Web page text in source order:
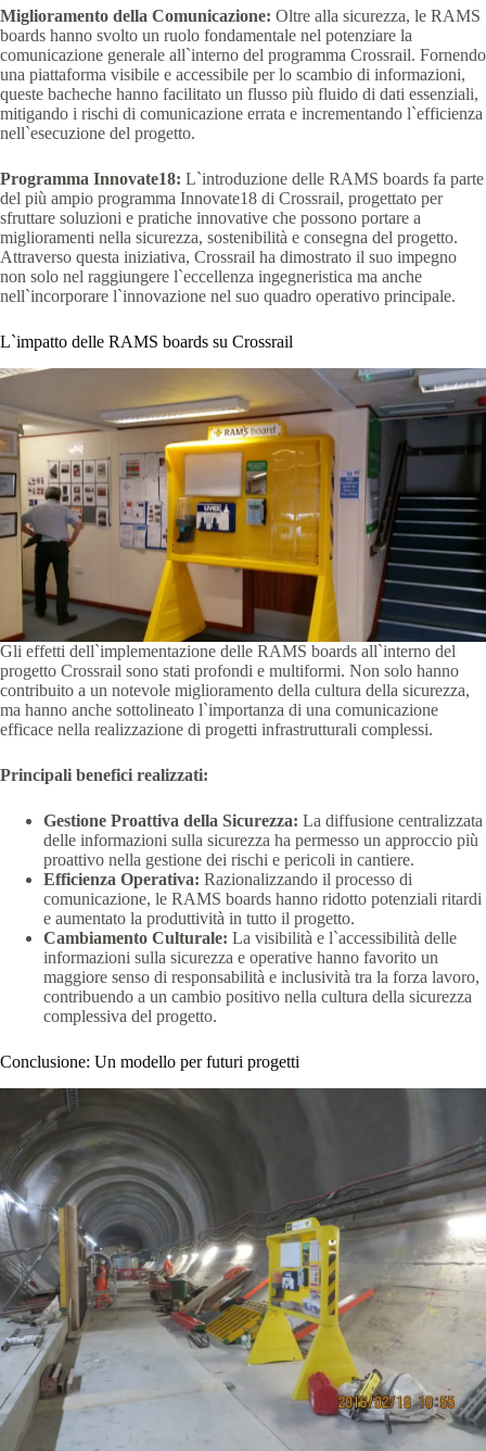
Miglioramento della Comunicazione: Oltre alla sicurezza, le RAMS
boards hanno svolto un ruolo fondamentale nel potenziare la
comunicazione generale all`interno del programma Crossrail. Fornendo
una piattaforma visibile e accessibile per lo scambio di informazioni,
queste bacheche hanno facilitato un flusso più fluido di dati essenziali,
mitigando i rischi di comunicazione errata e incrementando l`efficienza
nell`esecuzione del progetto.
Programma Innovate18: L`introduzione delle RAMS boards fa parte
del più ampio programma Innovate18 di Crossrail, progettato per
sfruttare soluzioni e pratiche innovative che possono portare a
miglioramenti nella sicurezza, sostenibilità e consegna del progetto.
Attraverso questa iniziativa, Crossrail ha dimostrato il suo impegno
non solo nel raggiungere l`eccellenza ingegneristica ma anche
nell`incorporare l`innovazione nel suo quadro operativo principale.
L`impatto delle RAMS boards su Crossrail
Gli effetti dell`implementazione delle RAMS boards all`interno del
progetto Crossrail sono stati profondi e multiformi. Non solo hanno
contribuito a un notevole miglioramento della cultura della sicurezza,
ma hanno anche sottolineato l`importanza di una comunicazione
efficace nella realizzazione di progetti infrastrutturali complessi.
Principali benefici realizzati:
Gestione Proattiva della Sicurezza: La diffusione centralizzata
delle informazioni sulla sicurezza ha permesso un approccio più
proattivo nella gestione dei rischi e pericoli in cantiere.
Efficienza Operativa: Razionalizzando il processo di
comunicazione, le RAMS boards hanno ridotto potenziali ritardi
e aumentato la produttività in tutto il progetto.
Cambiamento Culturale: La visibilità e l`accessibilità delle
informazioni sulla sicurezza e operative hanno favorito un
maggiore senso di responsabilità e inclusività tra la forza lavoro,
contribuendo a un cambio positivo nella cultura della sicurezza
complessiva del progetto.
Conclusione: Un modello per futuri progetti